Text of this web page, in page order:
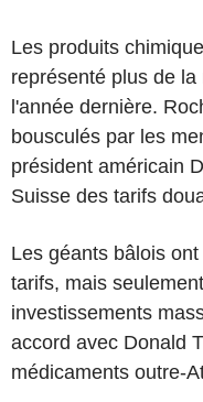
Les produits
représenté plus de
l'année dernière.
bousculés par les
président américain
Suisse des tarifs
Les géants bâlois
tarifs, mais
investissements
accord avec Donald
médicaments outre-